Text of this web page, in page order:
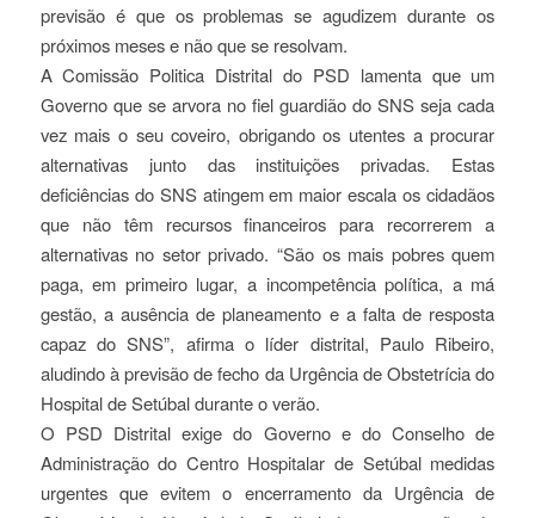
previsão é que os problemas se agudizem durante os
próximos meses e não que se resolvam.
A Comissão Politica Distrital do PSD lamenta que um
Governo que se arvora no fiel guardião do SNS seja cada
vez mais o seu coveiro, obrigando os utentes a procurar
alternativas junto das instituições privadas. Estas
deficiências do SNS atingem em maior escala os cidadãos
que não têm recursos financeiros para recorrerem a
alternativas no setor privado. “São os mais pobres quem
paga, em primeiro lugar, a incompetência política, a má
gestão, a ausência de planeamento e a falta de resposta
capaz do SNS”, afirma o líder distrital, Paulo Ribeiro,
aludindo à previsão de fecho da Urgência de Obstetrícia do
Hospital de Setúbal durante o verão.
O PSD Distrital exige do Governo e do Conselho de
Administração do Centro Hospitalar de Setúbal medidas
urgentes que evitem o encerramento da Urgência de